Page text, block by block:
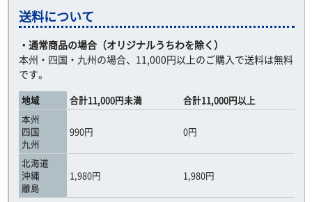
送料について
・通常商品の場合（オリジナルうちわを除く）
本州・四国・九州の場合、11,000円以上のご購入で送料は無料
です。
地域 合計11,000円未満
合計11,000円以上
本州
四国
九州
990円 0円
北海道
沖縄
離島
1,980円 1,980円